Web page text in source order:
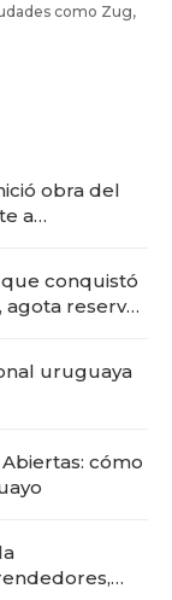
como Zug,
obra del
a
conquistó
reservas
uruguaya
cómo